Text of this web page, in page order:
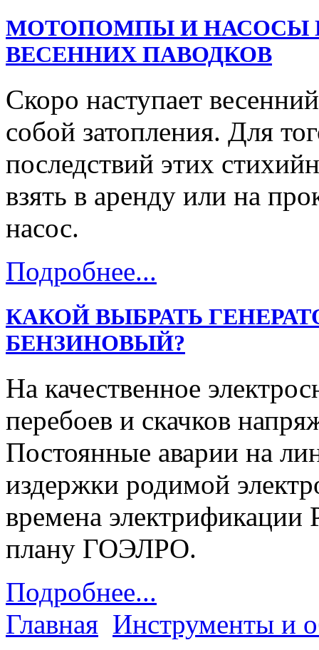
МОТОПОМПЫ И НАСОСЫ
ВЕСЕННИХ ПАВОДКОВ
Скоро наступает
собой затопления. Для
последствий этих
взять в аренду или на
насос.
Подробнее...
КАКОЙ ВЫБРАТЬ
БЕНЗИНОВЫЙ?
На качественное
перебоев и скачков
Постоянные аварии на
издержки родимой
времена электрификации
плану ГОЭЛРО.
Подробнее...
Главная Инструменты и